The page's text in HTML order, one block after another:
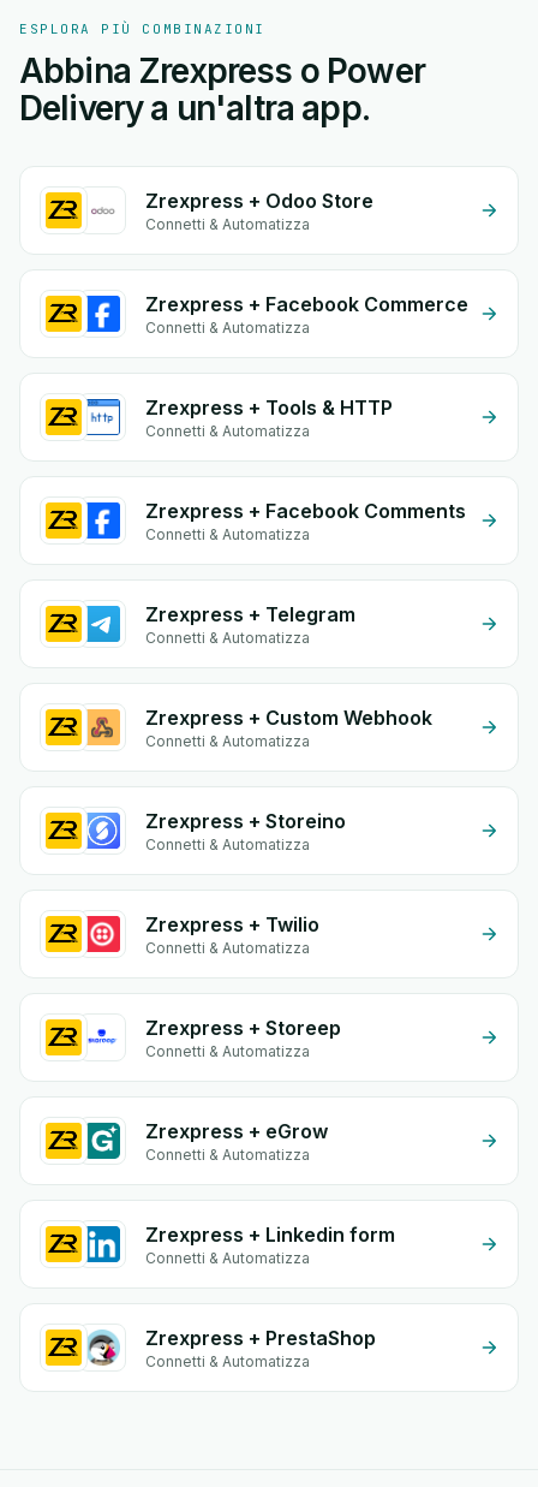
ESPLORA PIÙ COMBINAZIONI
Abbina Zrexpress o Power
Delivery a un'altra app.
Zrexpress + Odoo Store
Connetti & Automatizza
Zrexpress + Facebook Commerce
Connetti & Automatizza
Zrexpress + Tools & HTTP
Connetti & Automatizza
Zrexpress + Facebook Comments
Connetti & Automatizza
Zrexpress + Telegram
Connetti & Automatizza
Zrexpress + Custom Webhook
Connetti & Automatizza
Zrexpress + Storeino
Connetti & Automatizza
Zrexpress + Twilio
Connetti & Automatizza
Zrexpress + Storeep
Connetti & Automatizza
Zrexpress + eGrow
Connetti & Automatizza
Zrexpress + Linkedin form
Connetti & Automatizza
Zrexpress + PrestaShop
Connetti & Automatizza